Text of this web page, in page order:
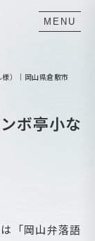
MENU
）｜岡山県倉敷市
ボ亭小な
「岡山弁落語